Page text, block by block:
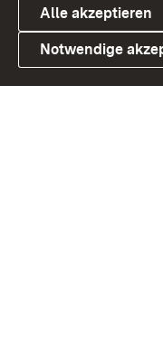
Link zum
Alle akzeptieren
Notwendige